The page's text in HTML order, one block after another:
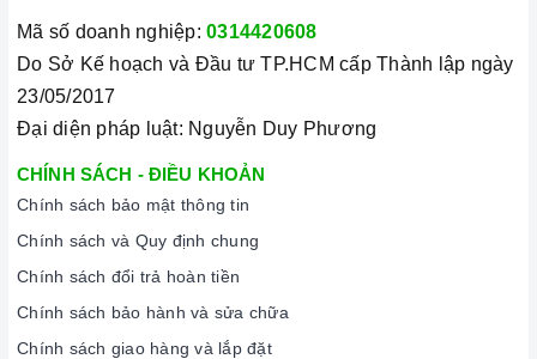
Mã số doanh nghiệp: 0314420608
Do Sở Kế hoạch và Đầu tư TP.HCM cấp Thành lập ngày
23/05/2017
Đại diện pháp luật: Nguyễn Duy Phương
CHÍNH SÁCH - ĐIỀU KHOẢN
Chính sách bảo mật thông tin
Chính sách và Quy định chung
Chính sách đổi trả hoàn tiền
Chính sách bảo hành và sửa chữa
Chính sách giao hàng và lắp đặt